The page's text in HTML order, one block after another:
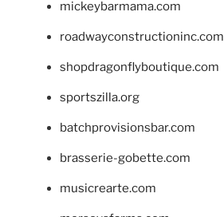
mickeybarmama.com
roadwayconstructioninc.com
shopdragonflyboutique.com
sportszilla.org
batchprovisionsbar.com
brasserie-gobette.com
musicrearte.com